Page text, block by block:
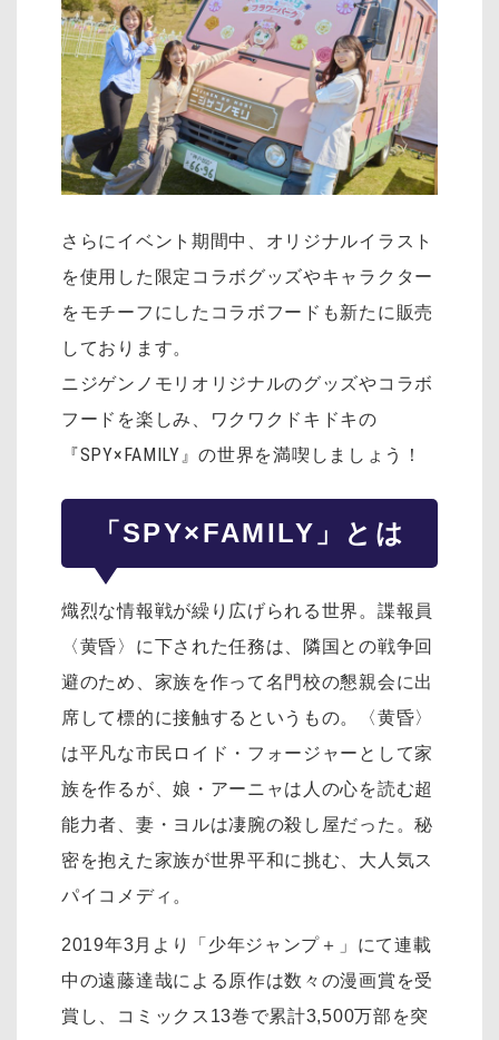
さらにイベント期間中、オリジナルイラスト
を使用した限定コラボグッズやキャラクター
をモチーフにしたコラボフードも新たに販売
しております。
ニジゲンノモリオリジナルのグッズやコラボ
フードを楽しみ、ワクワクドキドキの
『SPY×FAMILY』の世界を満喫しましょう！
「SPY×FAMILY」とは
熾烈な情報戦が繰り広げられる世界。諜報員
〈黄昏〉に下された任務は、隣国との戦争回
避のため、家族を作って名門校の懇親会に出
席して標的に接触するというもの。〈黄昏〉
は平凡な市民ロイド・フォージャーとして家
族を作るが、娘・アーニャは人の心を読む超
能力者、妻・ヨルは凄腕の殺し屋だった。秘
密を抱えた家族が世界平和に挑む、大人気ス
パイコメディ。
2019年3月より「少年ジャンプ＋」にて連載
中の遠藤達哉による原作は数々の漫画賞を受
賞し、コミックス13巻で累計3,500万部を突